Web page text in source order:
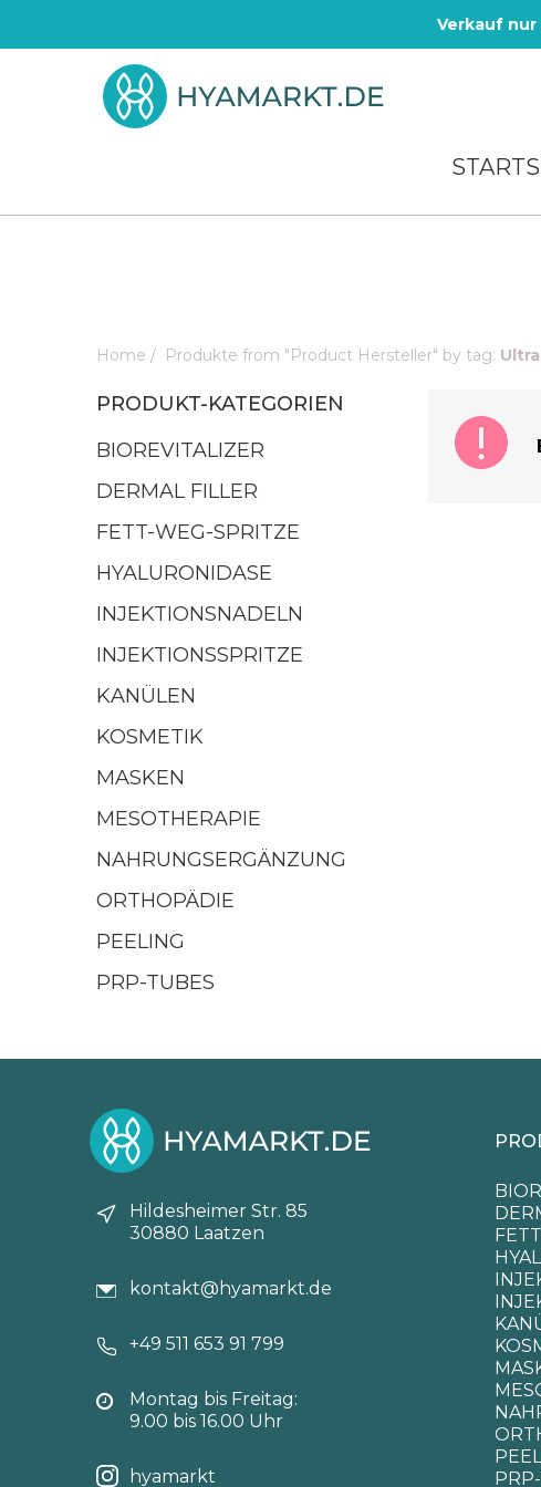
Verkauf
Home / Produkte from "Product Hersteller" by tag:
PRODUKT-KATEGORIEN
BIOREVITALIZER
DERMAL FILLER
FETT-WEG-SPRITZE
HYALURONIDASE
INJEKTIONSNADELN
INJEKTIONSSPRITZE
KANÜLEN
KOSMETIK
MASKEN
MESOTHERAPIE
NAHRUNGSERGÄNZUNG
ORTHOPÄDIE
PEELING
PRP-TUBES
Hildesheimer Str. 85
30880 Laatzen
kontakt@hyamarkt.de
+49 511 653 91 799
Montag bis Freitag:
9.00 bis 16.00 Uhr
hyamarkt